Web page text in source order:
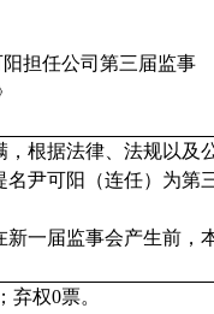
担任公司第三届监事
根据法律、法规以
尹可阳（连任）为
一届监事会产生前
弃权0票。